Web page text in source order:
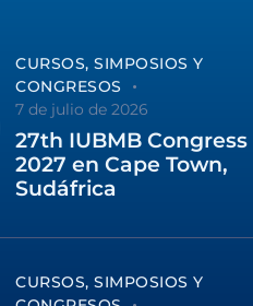
CURSOS, SIMPOSIOS Y
CONGRESOS
7 de julio de 2026
27th IUBMB Congress
2027 en Cape Town,
Sudáfrica
CURSOS, SIMPOSIOS Y